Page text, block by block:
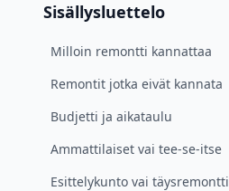
Sisällysluettelo
Milloin remontti kannattaa
Remontit jotka eivät kannata
Budjetti ja aikataulu
Ammattilaiset vai tee-se-itse
Esittelykunto vai täysremontti